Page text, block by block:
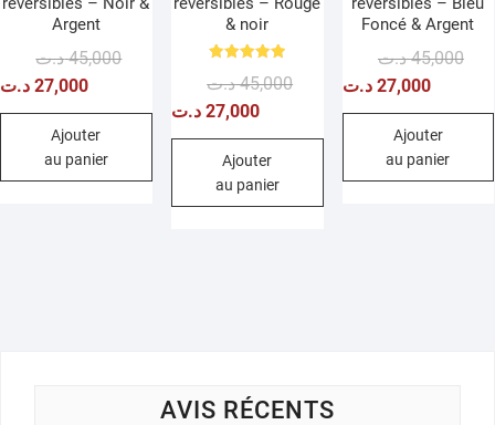
Argent
45,000 د.ت
Le
initial
27,000 د.ت
Le
actuel
Ajouter
au panier
& noir
5.00
45,000 د.ت
Le
initial
45,000 د.ت.
27,000 د.ت
Le
actuel
27,000 د.ت.
Ajouter
au panier
Foncé & Argent
45,000 د.ت
Le
27,000 د.ت
Le
Ajouter
au panier
AVIS RÉCENTS